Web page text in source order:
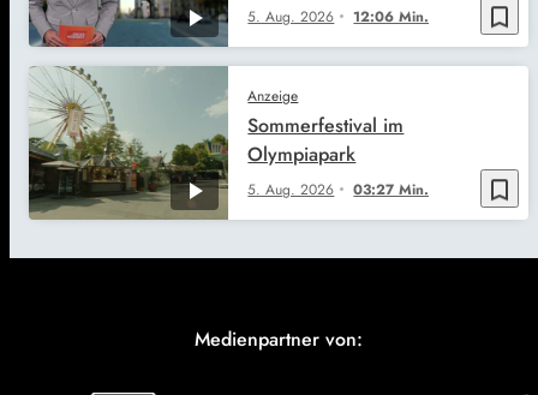
bookmark_border
5. Aug. 2026 12:06 Min.
bookmark_border
Anzeige
5. Aug. 2026 03:27 Min.
Sommerfestival im
Olympiapark
Medienpartner von: